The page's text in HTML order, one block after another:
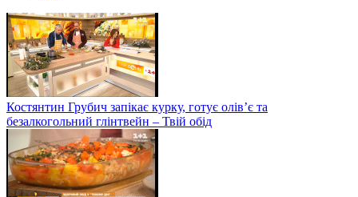
Костянтин Грубич запікає курку, готує олів’є та
безалкогольний глінтвейн – Твій обід